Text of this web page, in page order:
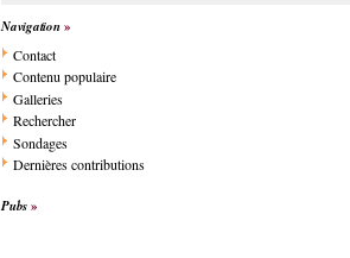
Navigation
Contact
Contenu populaire
Galleries
Rechercher
Sondages
Dernières contributions
Pubs